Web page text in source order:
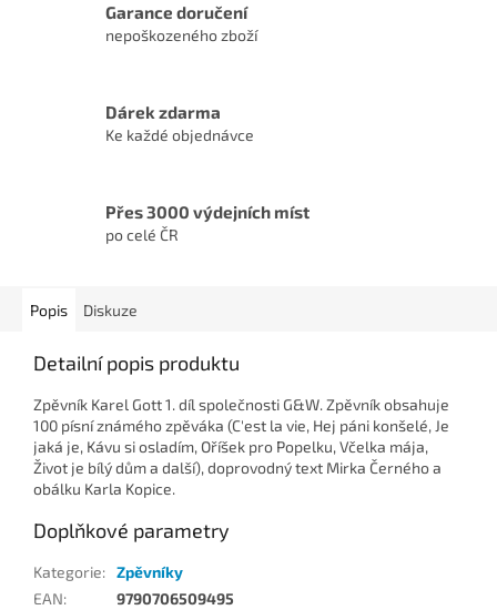
Garance doručení
nepoškozeného zboží
Dárek zdarma
Ke každé objednávce
Přes 3000 výdejních míst
po celé ČR
Popis Diskuze
Detailní popis produktu
Zpěvník Karel Gott 1. díl společnosti G&W. Zpěvník obsahuje
100 písní známého zpěváka (C'est la vie, Hej páni konšelé, Je
jaká je, Kávu si osladím, Oříšek pro Popelku, Včelka mája,
Život je bílý dům a další), doprovodný text Mirka Černého a
obálku Karla Kopice.
Doplňkové parametry
Kategorie: Zpěvníky
EAN: 9790706509495